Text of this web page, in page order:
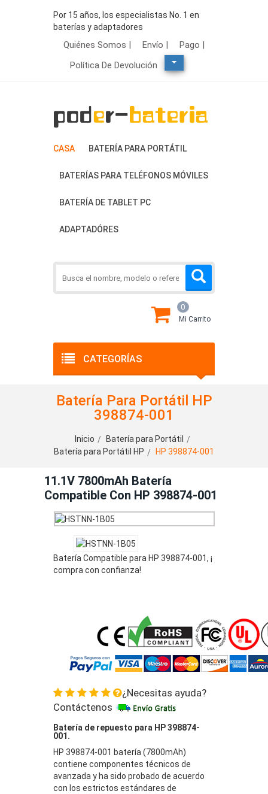
Por 15 años, los especialistas No. 1 en
baterías y adaptadores
Quiénes Somos | Envío |
Pago |
Política De Devolución
CASA BATERÍA PARA PORTÁTIL
BATERÍAS PARA TELÉFONOS MÓVILES
BATERÍA DE TABLET PC
ADAPTADÓRES
CATEGORÍAS
0
Mi Carrito
Batería Para Portátil HP
398874-001
Inicio
Batería para Portátil
Batería para Portátil HP
HP 398874-001
11.1V 7800mAh Batería
Compatible Con HP 398874-001
Batería Compatible para HP 398874-001, ¡
compra con confianza!
¿Necesitas ayuda?
Contáctenos
Batería de repuesto para HP 398874-
001.
HP 398874-001 batería (7800mAh)
contiene componentes técnicos de
avanzada y ha sido probado de acuerdo
con los estrictos estándares de